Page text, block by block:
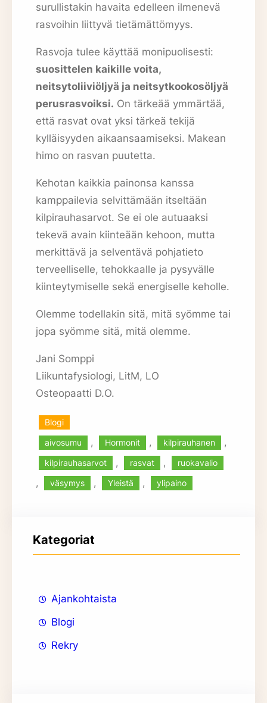
surullistakin havaita edelleen ilmenevä
rasvoihin liittyvä tietämättömyys.
Rasvoja tulee käyttää monipuolisesti:
suosittelen kaikille voita,
neitsytoliiviöljyä ja neitsytkookosöljyä
perusrasvoiksi. On tärkeää ymmärtää,
että rasvat ovat yksi tärkeä tekijä
kylläisyyden aikaansaamiseksi. Makean
himo on rasvan puutetta.
Kehotan kaikkia painonsa kanssa
kamppailevia selvittämään itseltään
kilpirauhasarvot. Se ei ole autuaaksi
tekevä avain kiinteään kehoon, mutta
merkittävä ja selventävä pohjatieto
terveelliselle, tehokkaalle ja pysyvälle
kiinteytymiselle sekä energiselle keholle.
Olemme todellakin sitä, mitä syömme tai
jopa syömme sitä, mitä olemme.
Jani Somppi
Liikuntafysiologi, LitM, LO
Osteopaatti D.O.
Blogi
aivosumu
, Hormonit , kilpirauhanen ,
kilpirauhasarvot , rasvat , ruokavalio
, väsymys , Yleistä , ylipaino
Kategoriat
Ajankohtaista
Blogi
Rekry